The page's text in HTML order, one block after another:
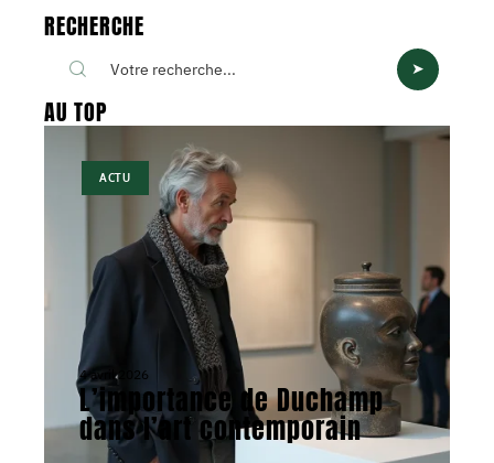
RECHERCHE
AU TOP
ACTU
4 avril 2026
L’importance de Duchamp
dans l’art contemporain